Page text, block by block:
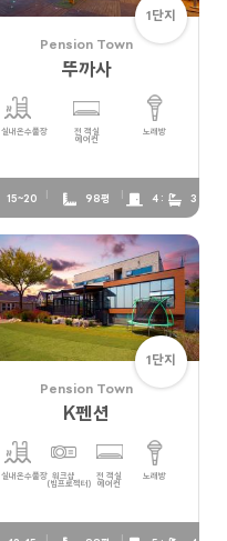
1단지
Pension Town
뚜까사
실내온수풀장
전 객실
에어컨
노래방
15~20 98평 4 : 3
1단지
Pension Town
K펜션
실내온수풀장 워크샵
(빔프로젝터)
전 객실
에어컨
노래방